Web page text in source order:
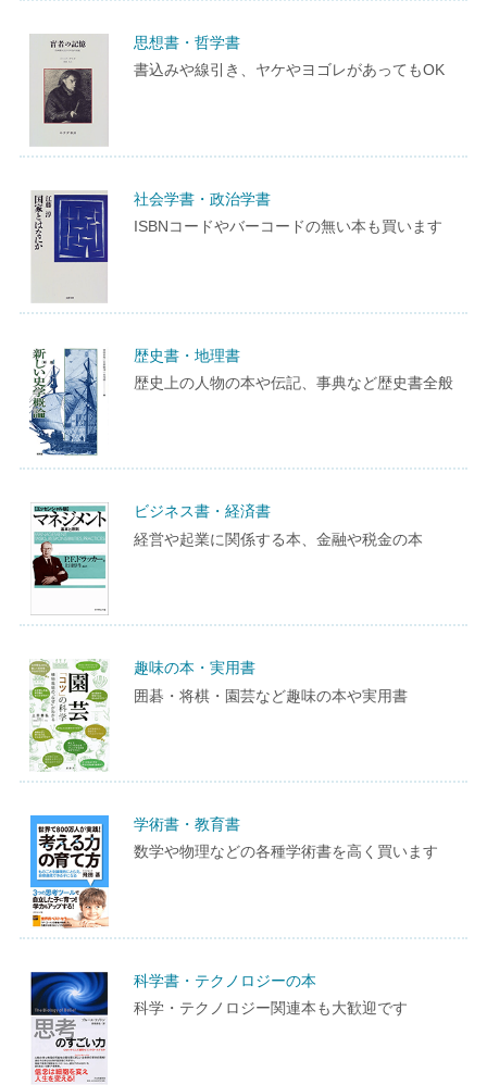
思想書・哲学書
書込みや線引き、ヤケやヨゴレがあってもOK
社会学書・政治学書
ISBNコードやバーコードの無い本も買います
歴史書・地理書
歴史上の人物の本や伝記、事典など歴史書全般
ビジネス書・経済書
経営や起業に関係する本、金融や税金の本
趣味の本・実用書
囲碁・将棋・園芸など趣味の本や実用書
学術書・教育書
数学や物理などの各種学術書を高く買います
科学書・テクノロジーの本
科学・テクノロジー関連本も大歓迎です